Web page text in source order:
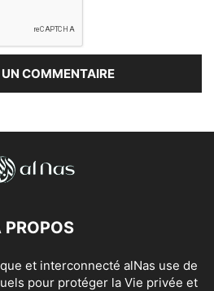
PROPOS
et interconnecté alNas use de
pour protéger la Vie privée et